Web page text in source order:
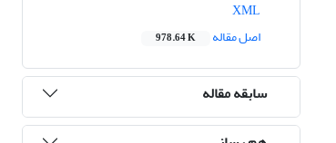
اصل مقاله
978.64 K
سابقه مقاله